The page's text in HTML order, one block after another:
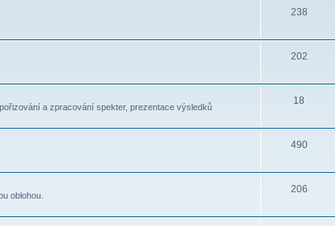
238
202
a zpracování spekter, prezentace výsledků
18
490
oblohou.
206